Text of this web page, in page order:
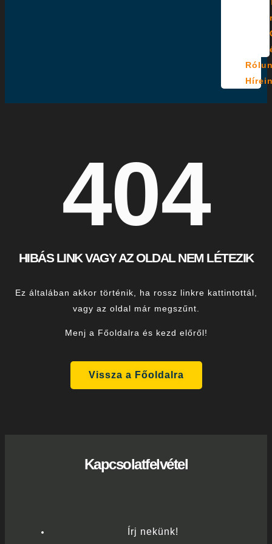
404
HIBÁS LINK VAGY AZ OLDAL NEM LÉTEZIK
Ez általában akkor történik, ha rossz linkre kattintottál,
vagy az oldal már megszűnt.
Menj a Főoldalra és kezd előről!
Vissza a Főoldalra
Kapcsolatfelvétel
Írj nekünk!